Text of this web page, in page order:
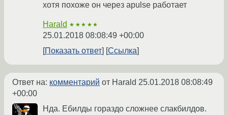
хотя похоже он через apulse работает
Harald ★★★★★
25.01.2018 08:08:49 +00:00
Показать ответ
Ссылка
Ответ на: комментарий от Harald 25.01.2018 08:08:49
+00:00
Нда. Ебилды гораздо сложнее слакбилдов.